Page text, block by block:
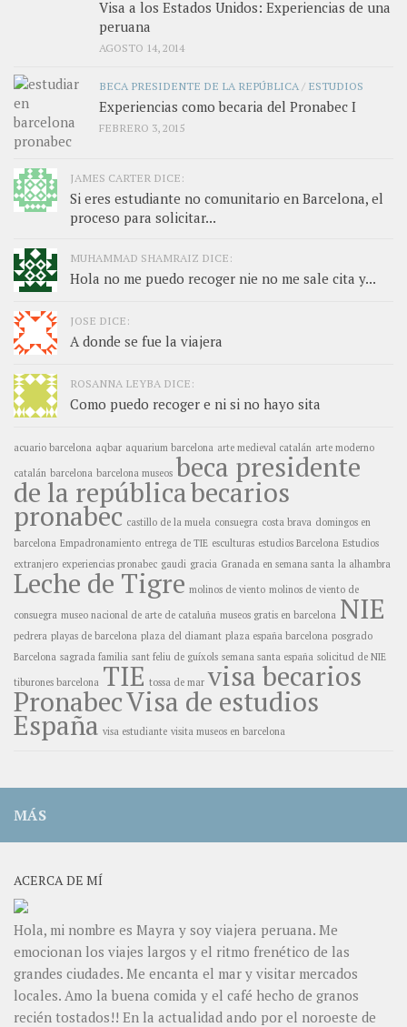
Visa a los Estados Unidos: Experiencias de una
peruana
AGOSTO 14, 2014
BECA PRESIDENTE DE LA REPÚBLICA / ESTUDIOS
Experiencias como becaria del Pronabec I
FEBRERO 3, 2015
JAMES CARTER DICE:
Si eres estudiante no comunitario en Barcelona, el
proceso para solicitar...
MUHAMMAD SHAMRAIZ DICE:
Hola no me puedo recoger nie no me sale cita y...
JOSE DICE:
A donde se fue la viajera
ROSANNA LEYBA DICE:
Como puedo recoger e ni si no hayo sita
acuario barcelona aqbar aquarium barcelona arte medieval catalán arte moderno
catalán barcelona barcelona museos beca presidente
de la repúblicabecarios
pronabec castillo de la muela consuegra costa brava domingos en
barcelona Empadronamiento entrega de TIE esculturas estudios Barcelona Estudios
extranjero experiencias pronabec gaudi gracia Granada en semana santa la alhambra
Leche de Tigre molinos de viento molinos de viento de
consuegra museo nacional de arte de cataluña museos gratis en barcelona NIE
pedrera playas de barcelona plaza del diamant plaza españa barcelona posgrado
Barcelona sagrada familia sant feliu de guíxols semana santa españa solicitud de NIE
tiburones barcelona TIE tossa de mar visa becarios
PronabecVisa de estudios
España visa estudiante visita museos en barcelona
MÁS
ACERCA DE MÍ
Hola, mi nombre es Mayra y soy viajera peruana. Me
emocionan los viajes largos y el ritmo frenético de las
grandes ciudades. Me encanta el mar y visitar mercados
locales. Amo la buena comida y el café hecho de granos
recién tostados!! En la actualidad ando por el noroeste de